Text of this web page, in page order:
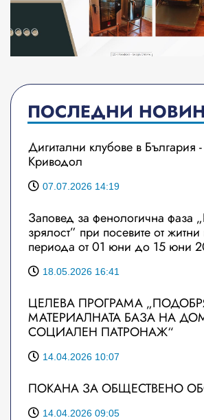
ПОСЛЕДНИ
Дигитални клубове в
Криводол
07.07.2026 14:19
Заповед за фенологична фаза
зрялост” при посевите от житни
периода от 01 юни до 15 юни
18.05.2026 16:41
ЦЕЛЕВА ПРОГРАМА
МАТЕРИАЛНАТА БАЗА НА
СОЦИАЛЕН ПАТРОНАЖ“
14.04.2026 10:07
ПОКАНА ЗА ОБЩЕСТВЕНО
14.04.2026 09:05